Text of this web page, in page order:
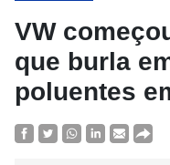
VW
que burla
poluentes